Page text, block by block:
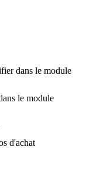
dans le module
le module
d'achat